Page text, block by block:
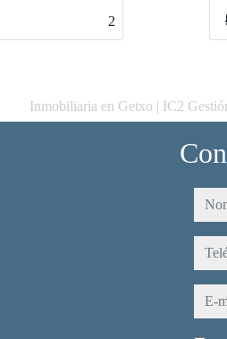
2
Inmobiliaria en Getxo | IC2
e-